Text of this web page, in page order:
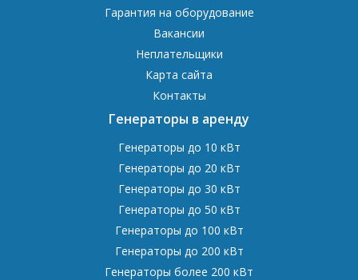
Гарантия на оборудование
Вакансии
Неплательщики
Карта сайта
Контакты
Генераторы в аренду
Генераторы до 10 кВт
Генераторы до 20 кВт
Генераторы до 30 кВт
Генераторы до 50 кВт
Генераторы до 100 кВт
Генераторы до 200 кВт
Генераторы более 200 кВт